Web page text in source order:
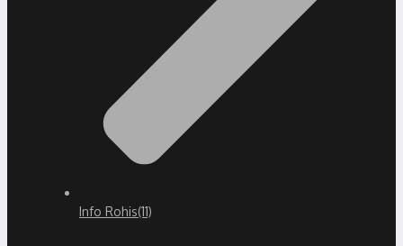
Info Rohis(11)